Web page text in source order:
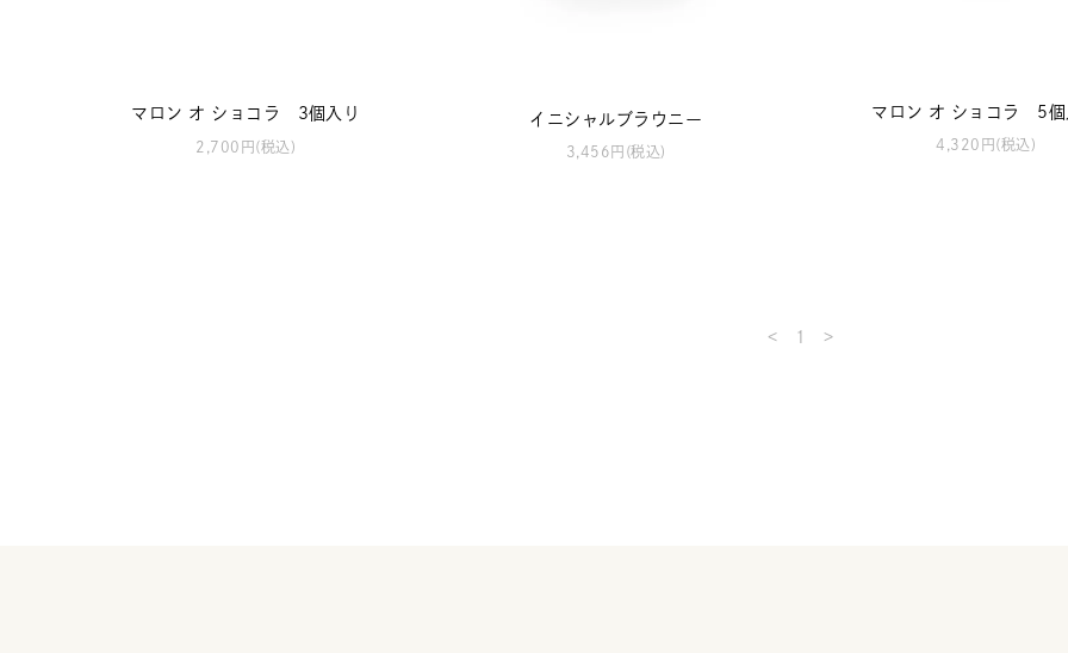
マロン オ ショコラ 3個入り
2,700円(税込)
イニシャルブラウニー
3,456円(税込)
マロン オ ショコラ 5個
4,320円(税込)
< 1 >